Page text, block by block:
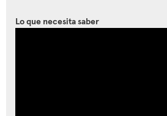
Lo que necesita saber